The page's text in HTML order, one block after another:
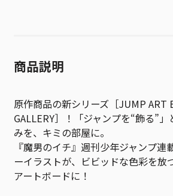
商品説明
原作商品の新シリーズ［JUMP ART
GALLERY］！「ジャンプを“飾る”
みを、キミの部屋に。
『魔男のイチ』週刊少年ジャンプ連
ーイラストが、ビビッドな色彩を放
アートボードに！